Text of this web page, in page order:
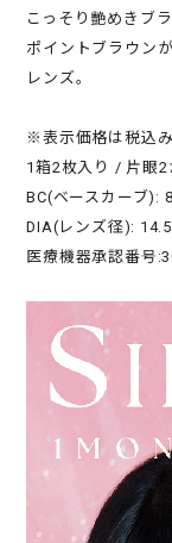
こっそり艶めきブラ
ポイントブラウン
レンズ。
※表示価格は税込
1箱2枚入り / 片眼2
BC(ベースカーブ):
DIA(レンズ径):
医療機器承認番号